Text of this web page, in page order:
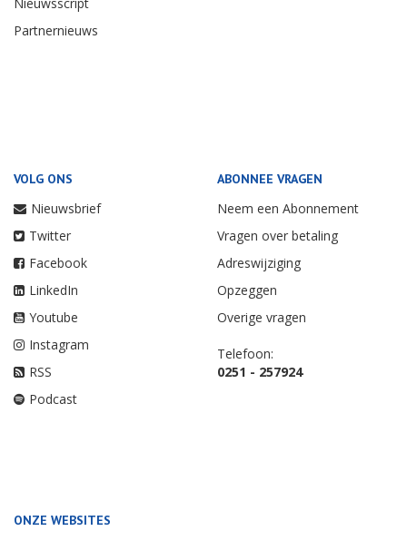
Partnernieuws
VOLG ONS
Nieuwsbrief
Twitter
Facebook
LinkedIn
Youtube
Instagram
RSS
Podcast
ABONNEE VRAGEN
Neem een Abonnement
Vragen over betaling
Adreswijziging
Opzeggen
Overige vragen
Telefoon:
0251 - 257924
ONZE WEBSITES